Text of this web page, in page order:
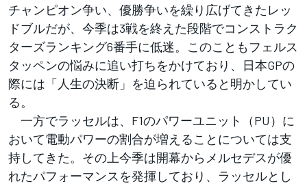
チャンピオン争い、優勝争いを繰り広げてきたレッ
ドブルだが、今季は3戦を終えた段階でコンストラク
ターズランキング6番手に低迷。このこともフェルス
タッペンの悩みに追い打ちをかけており、日本GPの
際には「人生の決断」を迫られていると明かしてい
る。
一方でラッセルは、F1のパワーユニット（PU）に
おいて電動パワーの割合が増えることについては支
持してきた。その上今季は開幕からメルセデスが優
れたパフォーマンスを発揮しており、ラッセルとし